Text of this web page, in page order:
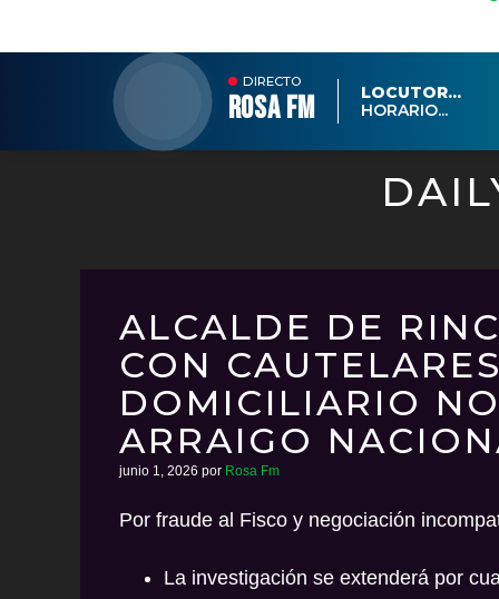
DIRECTO
ROSA FM
LOCUTOR...
HORARIO...
ALCALDE DE
CON
DOMICILIARIO
ARRAIGO
junio 1, 2026 por Rosa Fm
Por fraude al Fisco y negociación
La investigación se extenderá por